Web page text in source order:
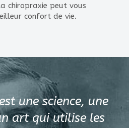
chiropraxie peut vous
confort de vie.
une science, une
art qui utilise les